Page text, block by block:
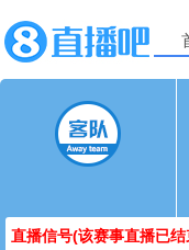
直播信号(该赛事直播已结